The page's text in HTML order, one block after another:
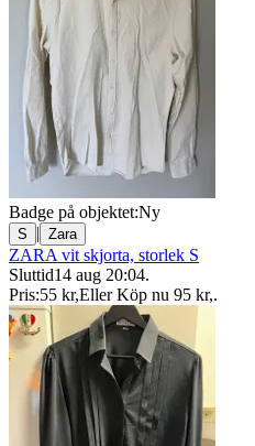
Badge på objektet:Ny
S | Zara
ZARA vit skjorta, storlek S
Sluttid14 aug 20:04.
Pris:55 kr,Eller Köp nu 95 kr,.